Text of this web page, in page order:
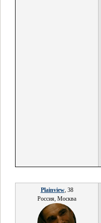
Plainview, 38
Россия, Москва